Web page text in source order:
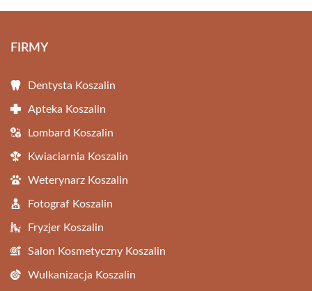
FIRMY
Dentysta Koszalin
Apteka Koszalin
Lombard Koszalin
Kwiaciarnia Koszalin
Weterynarz Koszalin
Fotograf Koszalin
Fryzjer Koszalin
Salon Kosmetyczny Koszalin
Wulkanizacja Koszalin